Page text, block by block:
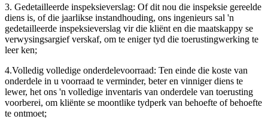
3. Gedetailleerde inspeksieverslag: Of dit nou die inspeksie gereelde
diens is, of die jaarlikse instandhouding, ons ingenieurs sal 'n
gedetailleerde inspeksieverslag vir die kliënt en die maatskappy se
verwysingsargief verskaf, om te eniger tyd die toerustingwerking te
leer ken;
4.Volledig volledige onderdelevoorraad: Ten einde die koste van
onderdele in u voorraad te verminder, beter en vinniger diens te
lewer, het ons 'n volledige inventaris van onderdele van toerusting
voorberei, om kliënte se moontlike tydperk van behoefte of behoefte
te ontmoet;